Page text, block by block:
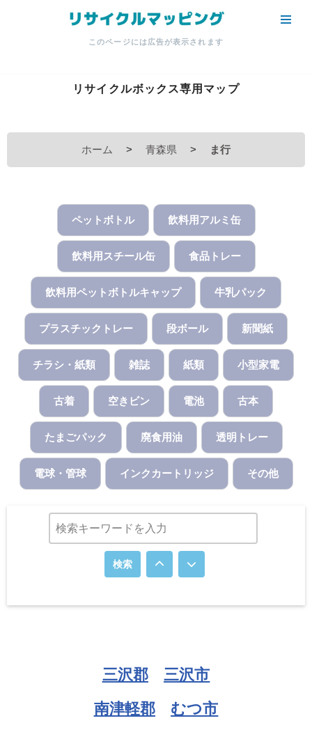
ッ
このページには広告が表示されます
リサイクルボックス専用マップ
ホーム > 青森県 > ま行
ペットボトル 飲料用アルミ缶
飲料用スチール缶 食品トレー
飲料用ペットボトルキャップ 牛乳パック
プラスチックトレー 段ボール 新聞紙
チラシ・紙類 雑誌 紙類 小型家電
古着 空きビン 電池 古本
たまごパック 廃食用油 透明トレー
電球・管球 インクカートリッジ その他
検索
三沢郡
三沢市
南津軽郡
むつ市